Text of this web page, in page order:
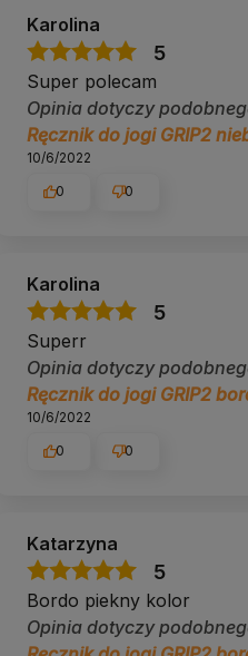
Karolina
5
Super polecam
Opinia dotyczy
Ręcznik do jogi GRIP2
10/6/2022
0 0
Karolina
5
Superr
Opinia dotyczy
Ręcznik do jogi GRIP2
10/6/2022
0 0
Katarzyna
5
Bordo piekny kolor
Opinia dotyczy